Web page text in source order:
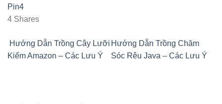
Pin4
4 Shares
Hướng Dẫn Trồng Cây Lưỡi
Kiếm Amazon – Các Lưu Ý
Hướng Dẫn Trồng Chăm
Sóc Rêu Java – Các Lưu Ý